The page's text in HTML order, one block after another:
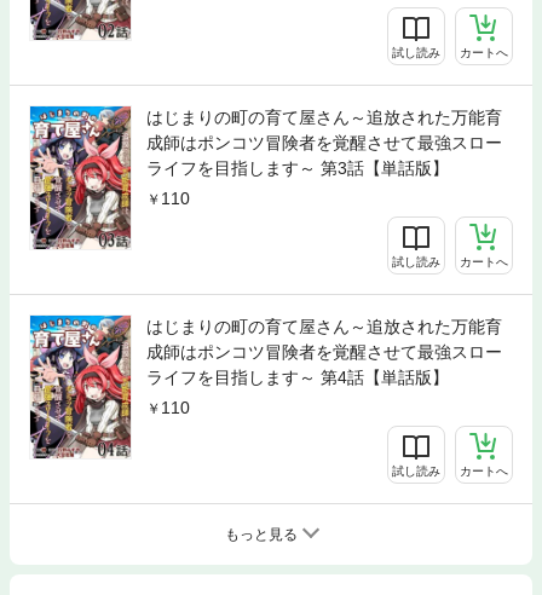
試し読み カートへ
はじまりの町の育て屋さん～追放された万能育
成師はポンコツ冒険者を覚醒させて最強スロー
ライフを目指します～ 第3話【単話版】
110
試し読み カートへ
はじまりの町の育て屋さん～追放された万能育
成師はポンコツ冒険者を覚醒させて最強スロー
ライフを目指します～ 第4話【単話版】
110
試し読み カートへ
もっと見る